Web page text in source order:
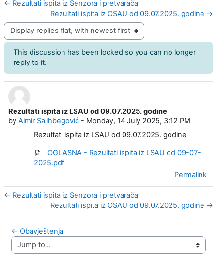
← Rezultati ispita iz Senzora i pretvarača
Rezultati ispita iz OSAU od 09.07.2025. godine →
Display mode
This discussion has been locked so you can no longer
reply to it.
Rezultati ispita iz LSAU od 09.07.2025. godine
by Almir Salihbegović - Monday, 14 July 2025, 3:12 PM
Number of replies: 0
Rezultati ispita iz LSAU od 09.07.2025. godine
OGLASNA - Rezultati ispita iz LSAU od 09-07-
2025.pdf
Permalink
← Rezultati ispita iz Senzora i pretvarača
Rezultati ispita iz OSAU od 09.07.2025. godine →
← Obavještenja
Jump to...